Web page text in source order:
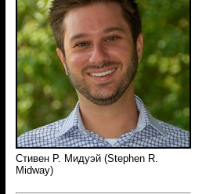
Стивен Р. Мидуэй (Stephen R.
Midway)